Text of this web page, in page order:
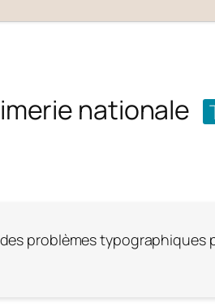
nationale
problèmes typographiques